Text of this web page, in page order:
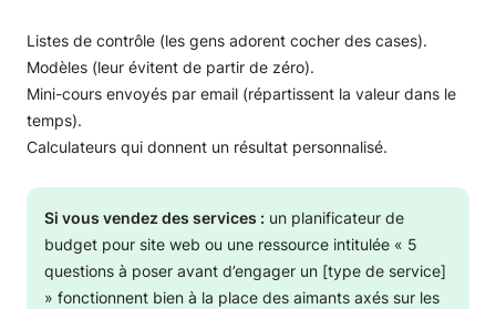
Listes de contrôle (les gens adorent cocher des cases).
Modèles (leur évitent de partir de zéro).
Mini-cours envoyés par email (répartissent la valeur dans le
temps).
Calculateurs qui donnent un résultat personnalisé.
Si vous vendez des services : un planificateur de
budget pour site web ou une ressource intitulée « 5
questions à poser avant d’engager un [type de service]
» fonctionnent bien à la place des aimants axés sur les